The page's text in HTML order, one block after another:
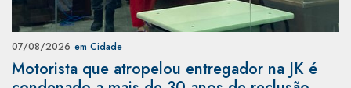
07/08/2026 em Cidade
Motorista que atropelou entregador na JK é